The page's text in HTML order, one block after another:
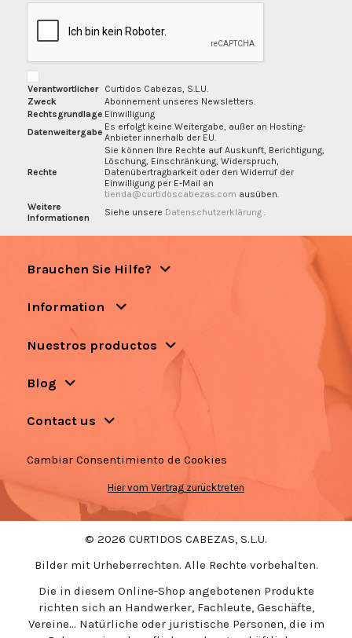
Verantwortlicher
Curtidos Cabezas, S.L.U.
Zweck
Abonnement unseres Newsletters.
Rechtsgrundlage Einwilligung
Datenweitergabe Es erfolgt keine Weitergabe, außer an Hosting-
Anbieter innerhalb der EU.
Rechte
Sie können Ihre Rechte auf Auskunft, Berichtigung,
Löschung, Einschränkung, Widerspruch,
Datenübertragbarkeit oder den Widerruf der
Einwilligung per E-Mail an
tienda@curtidoscabezas.com ausüben.
Weitere
Informationen
Siehe unsere Datenschutzerklärung
Brauchen Sie Hilfe?
Information
Nuestros productos
Blog
Contact us
Cambiar Consentimiento de Cookies
Hier vom Vertrag zurücktreten
© 2026 CURTIDOS CABEZAS, S.L.U.
Bilder mit Urheberrechten. Alle Rechte vorbehalten.
Die in diesem Online-Shop angebotenen Produkte
richten sich an Handwerker, Fachleute, Geschäfte,
Vereine... Natürliche oder juristische Personen, die im